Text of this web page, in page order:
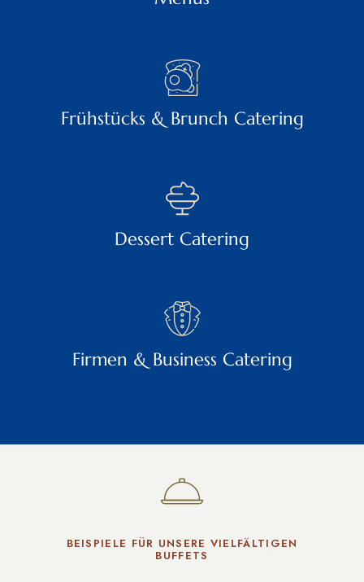
Frühstücks & Brunch Catering
Dessert Catering
Firmen & Business Catering
BEISPIELE FÜR UNSERE VIELFÄLTIGEN
BUFFETS